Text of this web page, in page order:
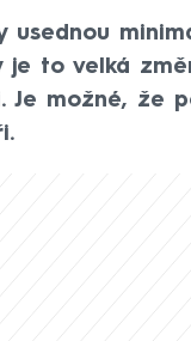
usednou
je to velká
Je možné, že